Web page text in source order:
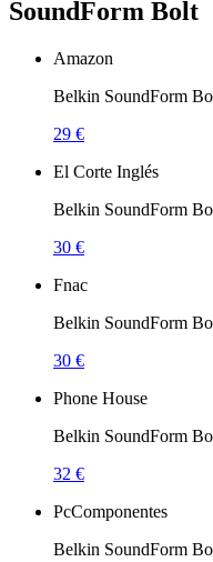
SoundForm Bolt
Amazon
Belkin SoundForm
29 €
El Corte Inglés
Belkin SoundForm
30 €
Fnac
Belkin SoundForm
30 €
Phone House
Belkin SoundForm
32 €
PcComponentes
Belkin SoundForm